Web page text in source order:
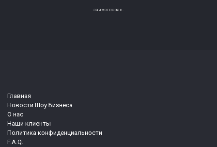
заимствован.
Главная
Новости Шоу Бизнеса
О нас
Наши клиенты
Политика конфиденциальности
F.A.Q.